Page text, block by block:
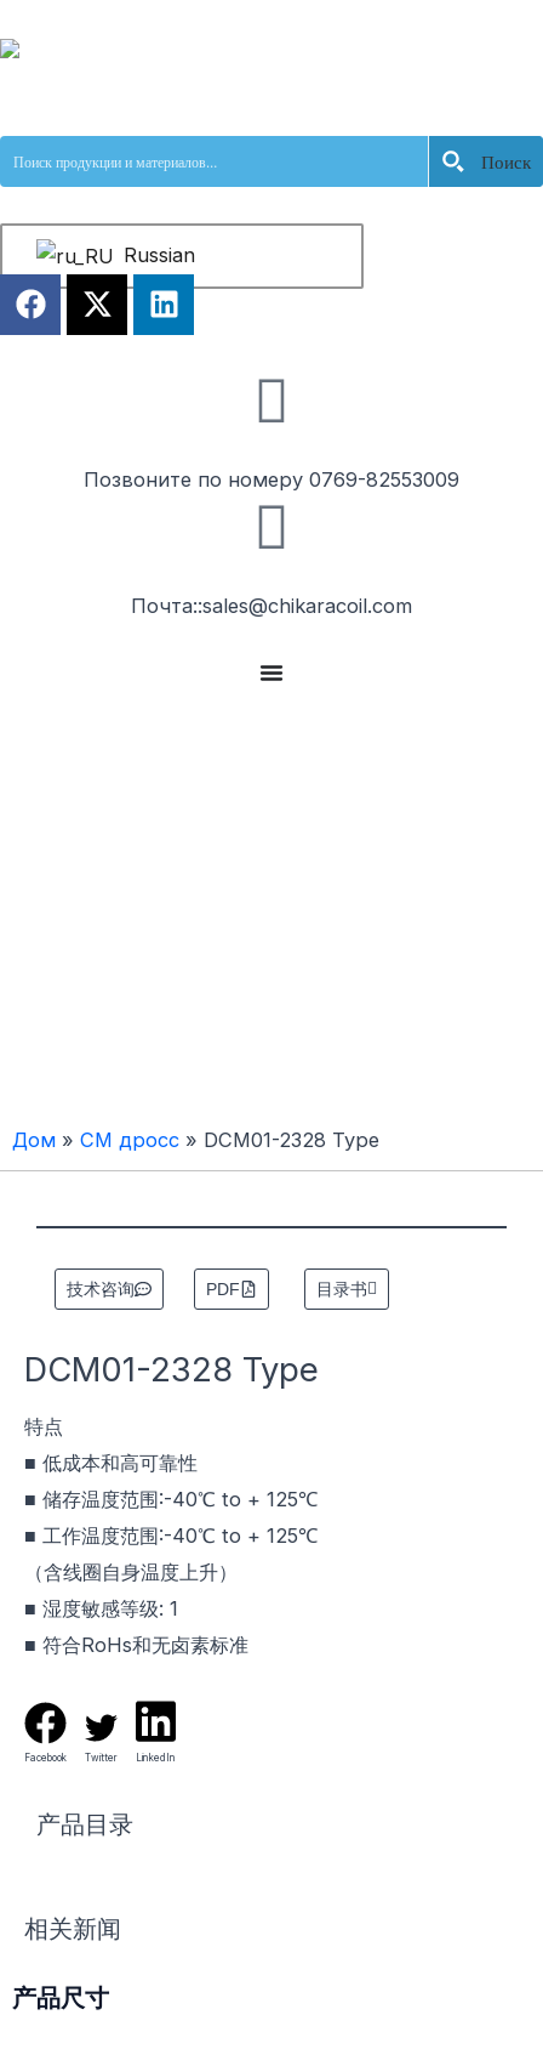
至
Поиск
Russian
F
a
X
-
t
L
i
i
Позвоните по номеру 0769-82553009
Почта::sales@chikaracoil.com
Дом » СМ дросс » DCM01-2328 Type
技术咨询 PDF 目录书
DCM01-2328 Type
特点
■ 低成本和高可靠性
■ 储存温度范围:-40℃ to + 125℃
■ 工作温度范围:-40℃ to + 125℃
（含线圈自身温度上升）
■ 湿度敏感等级: 1
■ 符合RoHs和无卤素标准
Facebook Twitter LinkedIn
产品目录
相关新闻
产品尺寸